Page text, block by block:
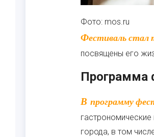
Фото: mos.ru
Фестиваль стал традицией для поклонников таланта писателя. Все мероприятия
посвящены его
Программа
В программу фестиваля войдут выставки, экскурсии, кинопоказы, лекции,
гастрономические
города, в том